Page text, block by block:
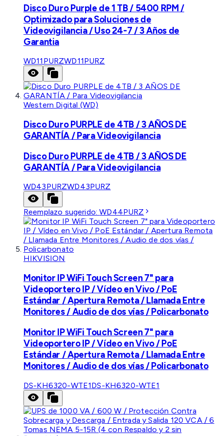
Disco Duro Purple de 1 TB / 5400 RPM /
Optimizado para Soluciones de
Videovigilancia / Uso 24-7 / 3 Años de
Garantia
WD11PURZWD11PURZ
Western Digital (WD)
Disco Duro PURPLE de 4TB / 3 AÑOS DE
GARANTÍA / Para Videovigilancia
Disco Duro PURPLE de 4TB / 3 AÑOS DE
GARANTÍA / Para Videovigilancia
WD43PURZWD43PURZ
Reemplazo sugerido:WD44PURZ
HIKVISION
Monitor IP WiFi Touch Screen 7" para
Videoportero IP / Vídeo en Vivo / PoE
Estándar / Apertura Remota / Llamada Entre
Monitores / Audio de dos vías / Policarbonato
Monitor IP WiFi Touch Screen 7" para
Videoportero IP / Vídeo en Vivo / PoE
Estándar / Apertura Remota / Llamada Entre
Monitores / Audio de dos vías / Policarbonato
DS-KH6320-WTE1DS-KH6320-WTE1